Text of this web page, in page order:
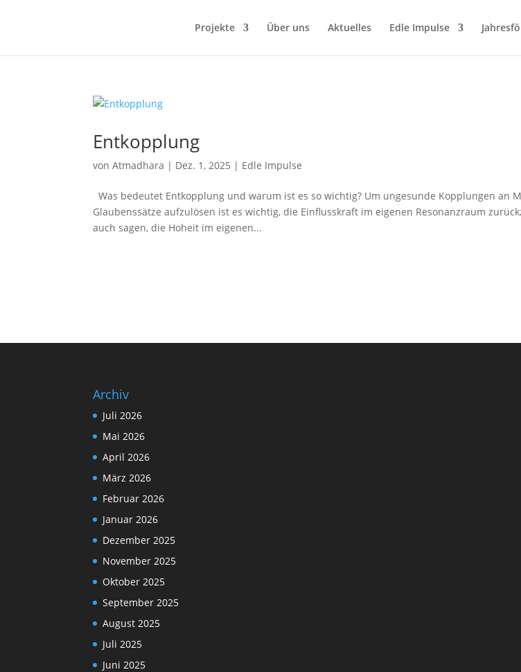
Projekte Über uns Aktuelles Edle Impulse
Entkopplung
vonAtmadhara | Dez. 1, 2025 | Edle Impulse
Was bedeutet Entkopplung und warum ist es so wichtig? Um ungesunde Kopplungen an
Glaubenssätze aufzulösen ist es wichtig, die Einflusskraft im eigenen Resonanzraum
auch sagen, die Hoheit im eigenen...
Archiv
Juli 2026
Mai 2026
April 2026
März 2026
Februar 2026
Januar 2026
Dezember 2025
November 2025
Oktober 2025
September 2025
August 2025
Juli 2025
Juni 2025